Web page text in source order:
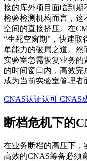
接的库外项目面临到期
检验检测机构而言，这
空间的直接挤压。在
“生死空窗期”，快速取
单能力的破局之道。然
实验室急需恢复业务的
的时间窗口内，高效完
成为当前实验室管理者
CNAS认证认可 CNAS
断档危机下的
在业务断档的高压下，
高效的CNAS筹备必须